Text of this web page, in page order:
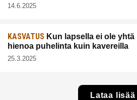
14.6.2025
KASVATUS Kun lapsella ei ole yhtä
hienoa puhelinta kuin kavereilla
25.3.2025
Lataa lisää